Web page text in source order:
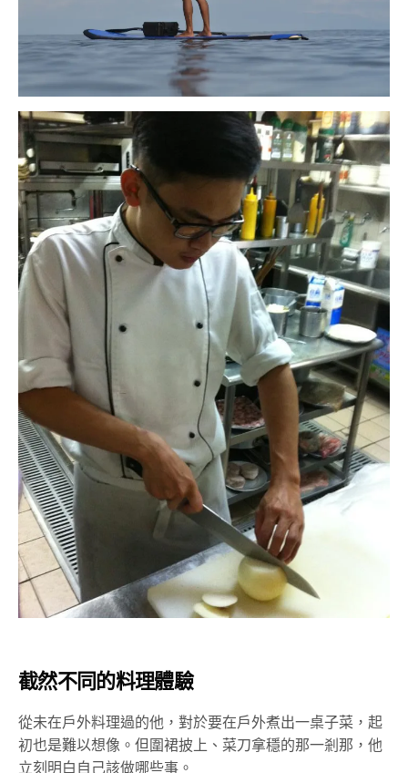
截然不同的料理體驗
從未在戶外料理過的他，對於要在戶外煮出一桌子菜，起
初也是難以想像。但圍裙披上、菜刀拿穩的那一剎那，他
立刻明白自己該做哪些事。